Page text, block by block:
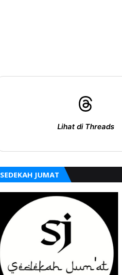
Lihat di Threads
SEDEKAH JUMAT